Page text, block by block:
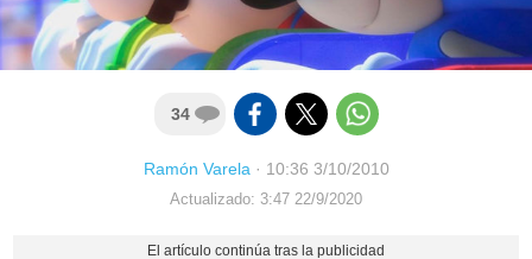
34
Ramón Varela· 10:36 3/10/2010
Actualizado: 3:47 22/9/2020